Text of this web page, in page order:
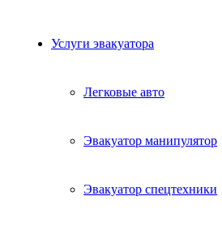
Услуги эвакуатора
Легковые авто
Эвакуатор манипулятор
Эвакуатор спецтехники